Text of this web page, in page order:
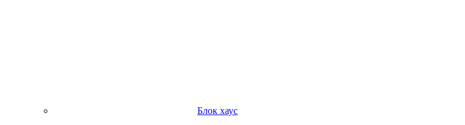
Блок хаус